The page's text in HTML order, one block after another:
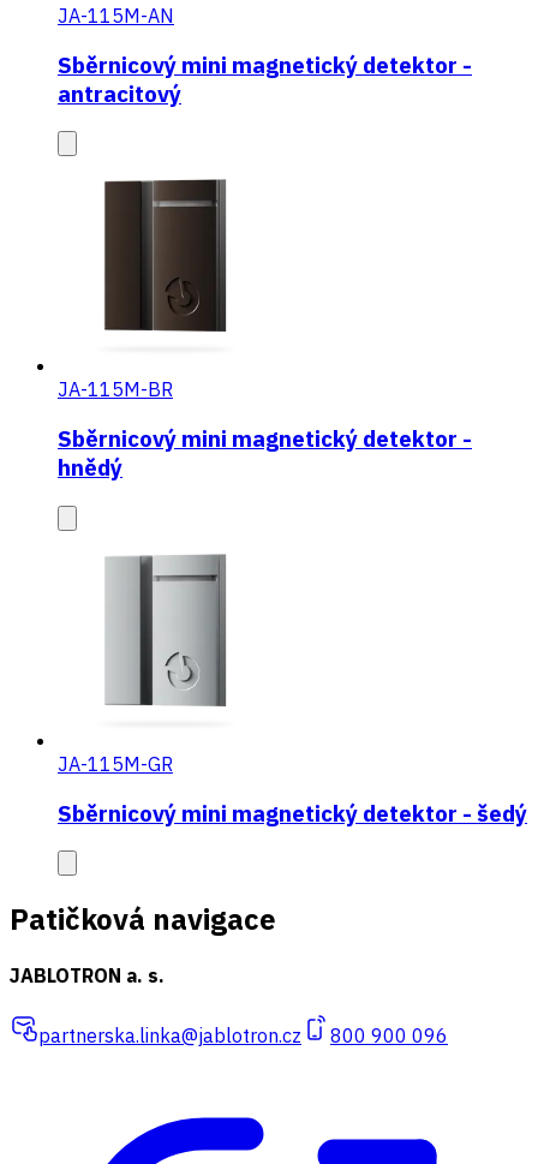
JA-115M-AN
Sběrnicový mini magnetický detektor -
antracitový
JA-115M-BR
Sběrnicový mini magnetický detektor -
hnědý
JA-115M-GR
Sběrnicový mini magnetický detektor - šedý
Patičková navigace
JABLOTRON a. s.
partnerska.linka@jablotron.cz 800 900 096